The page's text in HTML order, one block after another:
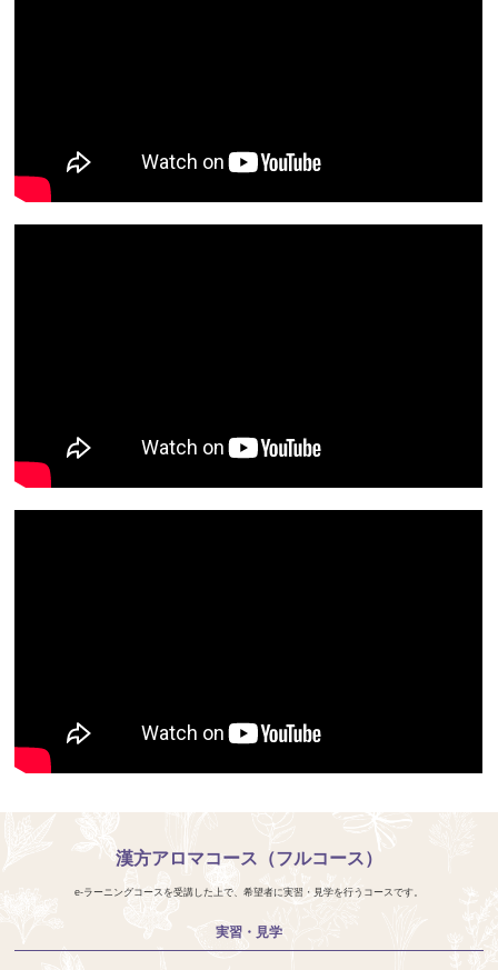
漢方アロマコース（フルコース）
e-ラーニングコースを受講した上で、希望者に実習・見学を行うコースです。
実習・見学